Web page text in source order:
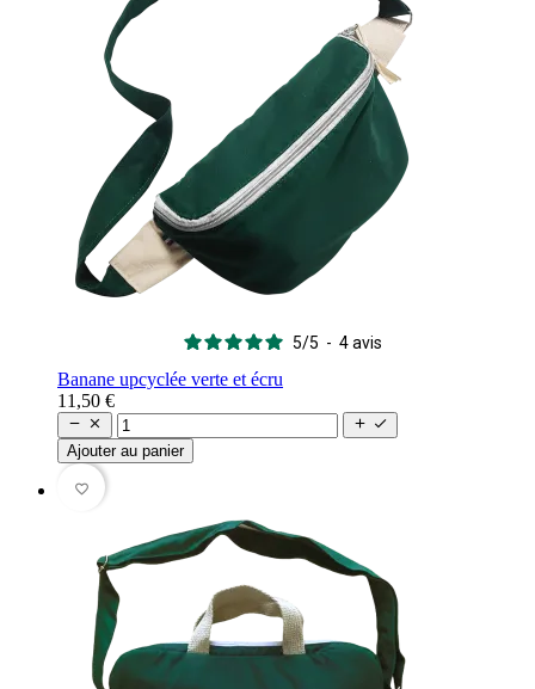
5/5 - 4avis
Banane upcyclée verte et écru
11,50 €
   
Ajouter au panier
favorite_border